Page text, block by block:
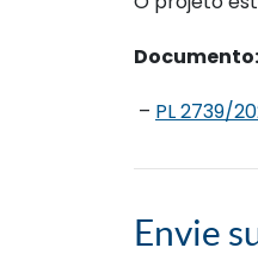
Documento:
– PL 2739/
Envie